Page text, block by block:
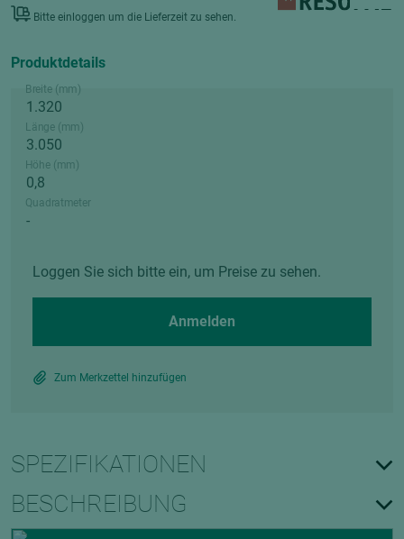
Bitte einloggen um die Lieferzeit zu sehen.
Produktdetails
Breite (mm)
Länge (mm)
Höhe (mm)
Quadratmeter
Loggen Sie sich bitte ein, um Preise zu sehen.
Anmelden
Zum Merkzettel hinzufügen
SPEZIFIKATIONEN
BESCHREIBUNG